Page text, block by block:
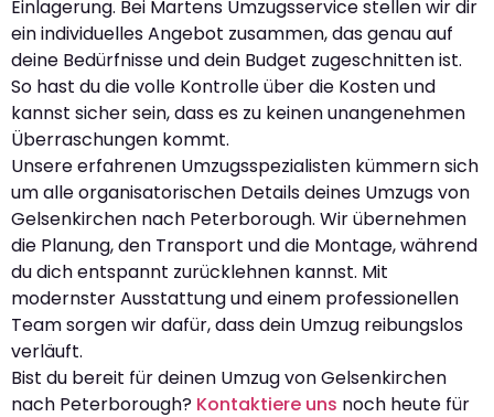
Einlagerung. Bei Martens Umzugsservice stellen wir dir
ein individuelles Angebot zusammen, das genau auf
deine Bedürfnisse und dein Budget zugeschnitten ist.
So hast du die volle Kontrolle über die Kosten und
kannst sicher sein, dass es zu keinen unangenehmen
Überraschungen kommt.
Unsere erfahrenen Umzugsspezialisten kümmern sich
um alle organisatorischen Details deines Umzugs von
Gelsenkirchen nach Peterborough. Wir übernehmen
die Planung, den Transport und die Montage, während
du dich entspannt zurücklehnen kannst. Mit
modernster Ausstattung und einem professionellen
Team sorgen wir dafür, dass dein Umzug reibungslos
verläuft.
Bist du bereit für deinen Umzug von Gelsenkirchen
nach Peterborough? Kontaktiere uns noch heute für